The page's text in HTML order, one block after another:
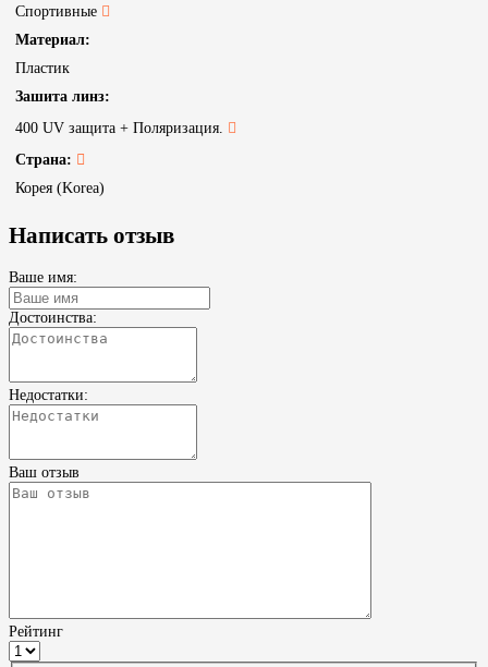
Спортивные
Материал:
Пластик
Зашита линз:
400 UV защита + Поляризация.
Страна:
Корея (Korea)
Написать отзыв
Ваше имя:
Достоинства:
Недостатки:
Ваш отзыв
Рейтинг